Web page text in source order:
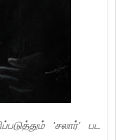
'சலார்' பட